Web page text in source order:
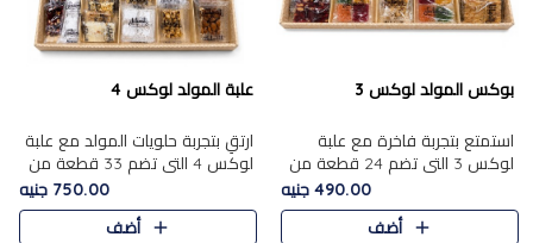
بوكس المولد لوكس 3
استمتع بتجربة فاخرة مع علبة
لوكس 3 التي تضم 24 قطعة من
أشهر حلويات المولد الشرقية
المختارة بعناية. تحتوي التشكيلة
على الجزرية بالفول، والملب..
490.00 جنيه
أضف
علبة المولد لوكس 4
ارتقِ بتجربة حلويات المولد مع علبة
لوكس 4 التي تضم 33 قطعة من
تشكيلة فاخرة ومتنوعة من أشهر
الأصناف الشرقية. تحتوي العلبة على
الجزرية بالفول،..
750.00 جنيه
أضف